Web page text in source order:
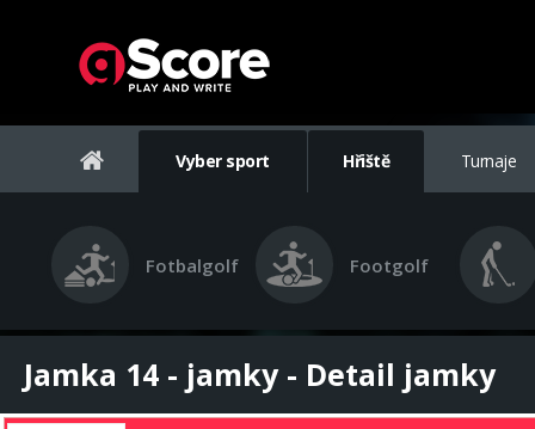
Vyber sport Hřiště Turnaje
Fotbalgolf Footgolf
Jamka 14 - jamky - Detail jamky